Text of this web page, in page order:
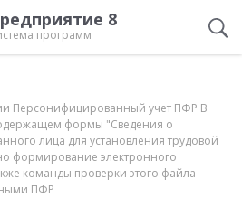
8
программ
Персонифицированный учет ПФР В
формы "Сведения о
лица для установления трудовой
формирование электронного
команды проверки этого файла
ПФР